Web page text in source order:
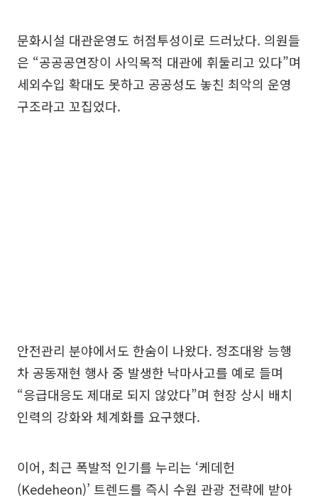
문화시설 대관운영도 허점투성이로 드러났다. 의원들
은 “공공공연장이 사익목적 대관에 휘둘리고 있다”며
세외수입 확대도 못하고 공공성도 놓친 최악의 운영
구조라고 꼬집었다.
안전관리 분야에서도 한숨이 나왔다. 정조대왕 능행
차 공동재현 행사 중 발생한 낙마사고를 예로 들며
“응급대응도 제대로 되지 않았다”며 현장 상시 배치
인력의 강화와 체계화를 요구했다.
이어, 최근 폭발적 인기를 누리는 ‘케데헌
(Kedeheon)’ 트렌드를 즉시 수원 관광 전략에 받아